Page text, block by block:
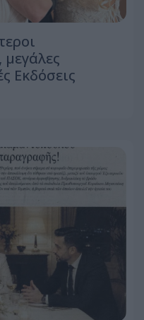
μεγάλες
Εκδόσεις